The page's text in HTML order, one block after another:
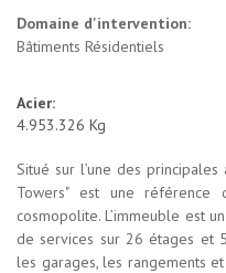
Domaine d'intervention:
Bâtiments Résidentiels
Acier:
4.953.326 Kg
Situé sur l’une des
Towers" est une référence
cosmopolite. L’immeuble est
de services sur 26 étages et
les garages, les rangements